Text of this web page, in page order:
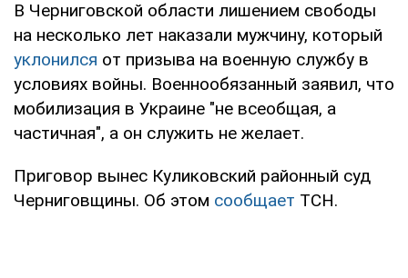
В Черниговской области лишением свободы
на несколько лет наказали мужчину, который
уклонился от призыва на военную службу в
условиях войны. Военнообязанный заявил, что
мобилизация в Украине "не всеобщая, а
частичная", а он служить не желает.
Приговор вынес Куликовский районный суд
Черниговщины. Об этом сообщает ТСН.